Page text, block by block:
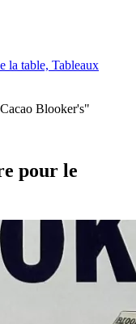
la table, Tableaux
Blooker's"
pour le